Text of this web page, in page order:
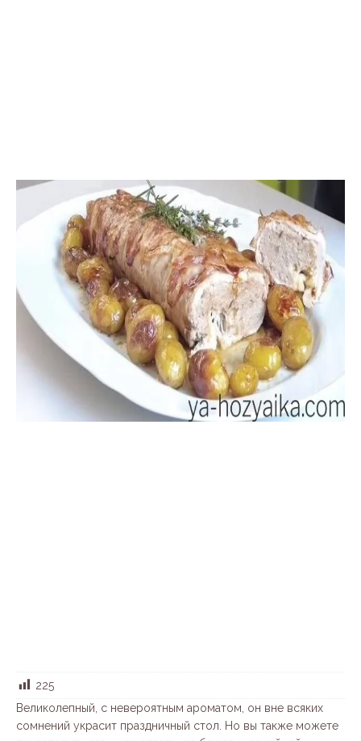
225
Великолепный, с невероятным ароматом, он вне всяких
сомнений украсит праздничный стол. Но вы также можете